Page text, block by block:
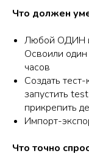
Что должен
Любой ОДИН
Освоили
часов
Создать
запустить
прикрепить
Импорт-
Что точно